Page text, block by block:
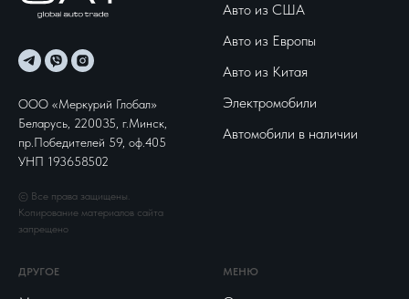
ООО «Меркурий Глобал»
Беларусь, 220035, г.Минск,
пр.Победителей 59, оф.405
УНП 193658502
© Все права защищены.
Копирование материалов сайта
запрещено
Авто из США
Авто из Европы
Авто из Китая
Электромобили
Автомобили в наличии
ДРУГОЕ МЕНЮ